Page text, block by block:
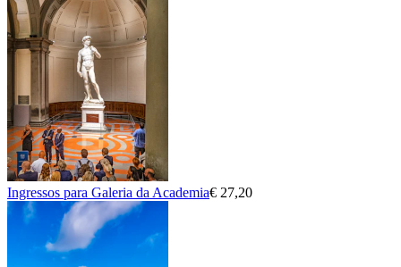
Ingressos para Galeria da Academia€ 27,20